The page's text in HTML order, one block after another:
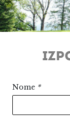
Nome *